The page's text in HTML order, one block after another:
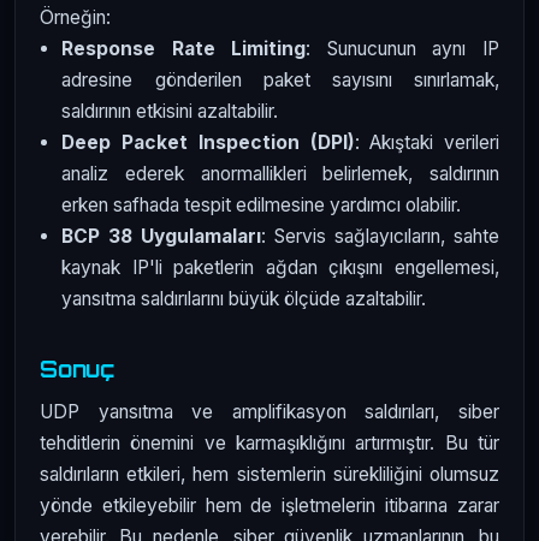
Örneğin:
Response Rate Limiting: Sunucunun aynı IP
adresine gönderilen paket sayısını sınırlamak,
saldırının etkisini azaltabilir.
Deep Packet Inspection (DPI): Akıştaki verileri
analiz ederek anormallikleri belirlemek, saldırının
erken safhada tespit edilmesine yardımcı olabilir.
BCP 38 Uygulamaları: Servis sağlayıcıların, sahte
kaynak IP'li paketlerin ağdan çıkışını engellemesi,
yansıtma saldırılarını büyük ölçüde azaltabilir.
Sonuç
UDP yansıtma ve amplifikasyon saldırıları, siber
tehditlerin önemini ve karmaşıklığını artırmıştır. Bu tür
saldırıların etkileri, hem sistemlerin sürekliliğini olumsuz
yönde etkileyebilir hem de işletmelerin itibarına zarar